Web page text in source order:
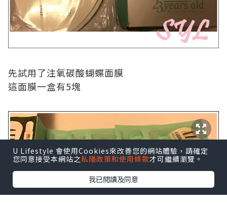
先試用了注氧碳酸蝴蝶面膜
這面膜一盒有5塊
U Lifestyle 會使用Cookies來改善您的網站體驗，請確定
您同意接受本網站之私隱政策和使用條款才可繼續瀏覽。
我已閱讀及同意